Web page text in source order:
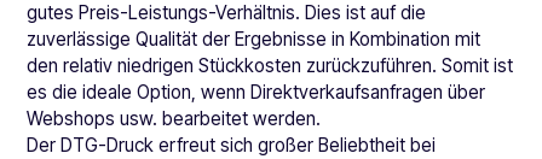
gutes Preis-Leistungs-Verhältnis. Dies ist auf die
zuverlässige Qualität der Ergebnisse in Kombination mit
den relativ niedrigen Stückkosten zurückzuführen. Somit ist
es die ideale Option, wenn Direktverkaufsanfragen über
Webshops usw. bearbeitet werden.
Der DTG-Druck erfreut sich großer Beliebtheit bei